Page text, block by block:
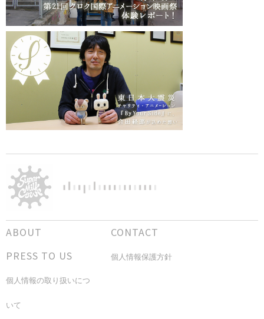
ABOUT
CONTACT
PRESS TO US
個人情報保護方針
個人情報の取り扱いにつ
いて